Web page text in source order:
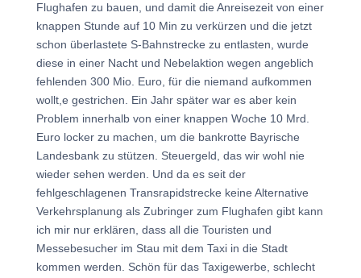
Flughafen zu bauen, und damit die Anreisezeit von einer
knappen Stunde auf 10 Min zu verkürzen und die jetzt
schon überlastete S-Bahnstrecke zu entlasten, wurde
diese in einer Nacht und Nebelaktion wegen angeblich
fehlenden 300 Mio. Euro, für die niemand aufkommen
wollt,e gestrichen. Ein Jahr später war es aber kein
Problem innerhalb von einer knappen Woche 10 Mrd.
Euro locker zu machen, um die bankrotte Bayrische
Landesbank zu stützen. Steuergeld, das wir wohl nie
wieder sehen werden. Und da es seit der
fehlgeschlagenen Transrapidstrecke keine Alternative
Verkehrsplanung als Zubringer zum Flughafen gibt kann
ich mir nur erklären, dass all die Touristen und
Messebesucher im Stau mit dem Taxi in die Stadt
kommen werden. Schön für das Taxigewerbe, schlecht